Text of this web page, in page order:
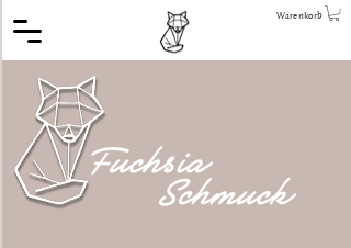
Warenkorb